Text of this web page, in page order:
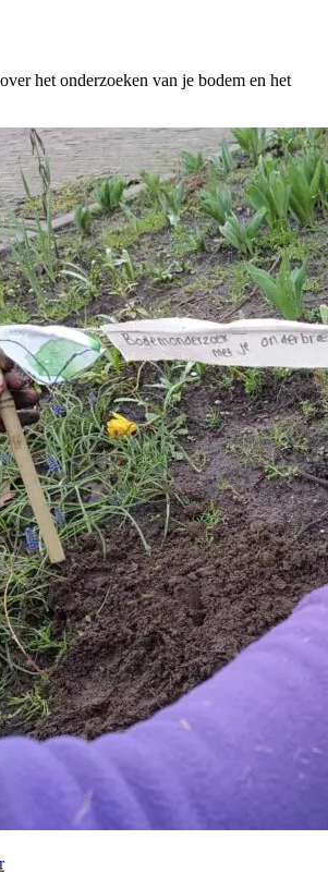
het onderzoeken van je bodem en het